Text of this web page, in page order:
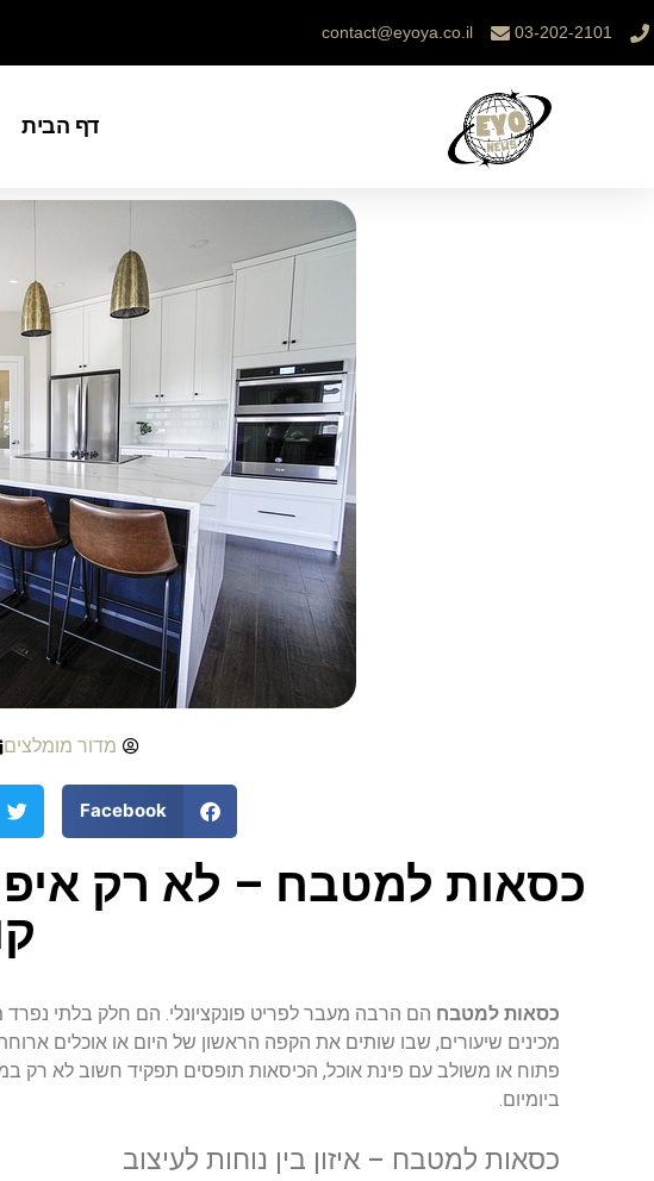
03-202-2101
contact@eyoya.co.il
דף הבית
מדור מומלצים
Facebook
כסאות למטבח – לא רק
כסאות למטבח הם הרבה מעבר לפריט פונקציונלי הם חלק בלתי נפרד
מכינים שיעורים, שבו שותים את הקפה הראשון של היום או אוכלים
פתוח או משולב עם פינת אוכל, הכיסאות תופסים תפקיד חשוב לא רק
ביומיום
כסאות למטבח – איזון בין נוחות לעיצוב